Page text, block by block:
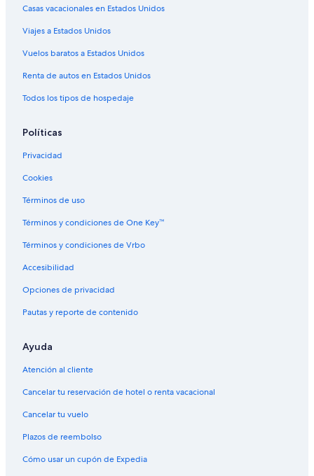
Hoteles en Marigot Bay
Hoteles cerca de Playa La Toc
Casas de huéspedes en Castries
Hoteles todo incluido en Castries
Hoteles en la playa en Castries
Hoteles baratos en Castries
Hoteles con desayuno incluido en Castries
Hoteles gay friendly en Castries
Viceroy Hotel Group en Castries
Hoteles en Castries
Apart-Hoteles en Choiseul
Hoteles en Mamin
Hoteles en Praslin
Casas vacacionales en Estados Unidos
Viajes a Estados Unidos
Vuelos baratos a Estados Unidos
Renta de autos en Estados Unidos
Todos los tipos de hospedaje
Políticas
Privacidad
Cookies
Términos de uso
Términos y condiciones de One Key™
Términos y condiciones de Vrbo
Accesibilidad
Opciones de privacidad
Pautas y reporte de contenido
Ayuda
Atención al cliente
Cancelar tu reservación de hotel o renta vacacional
Cancelar tu vuelo
Plazos de reembolso
Cómo usar un cupón de Expedia